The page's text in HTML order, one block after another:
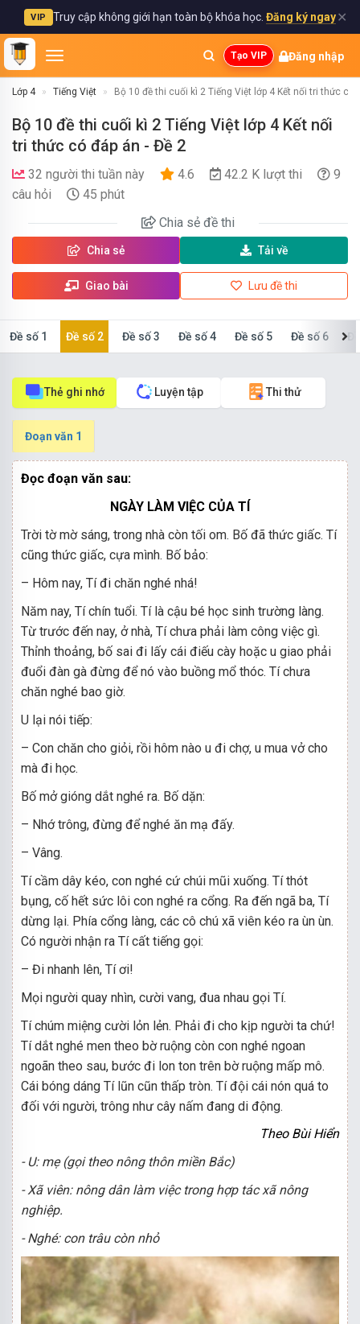
VIP Truy cập không giới hạn toàn bộ khóa học. Đăng ký ngay✕
Tạo VIP Đăng nhập
Lớp 4 Tiếng Việt Bộ 10 đề thi cuối kì 2 Tiếng Việt lớp 4 Kết nối tri thức có
Bộ 10 đề thi cuối kì 2 Tiếng Việt lớp 4 Kết nối
tri thức có đáp án - Đề 2
32 người thi tuần này 4.6 42.2 K lượt thi
9
câu hỏi
45 phút
Chia sẻ đề thi
Chia sẻ
Giao bài
Tải về
Lưu đề thi
Đề số 1 Đề số 2 Đề số 3 Đề số 4 Đề số 5 Đề số 6
Thẻ ghi nhớ Luyện tập Thi thử
Đoạn văn 1
Đọc đoạn văn sau:
NGÀY LÀM VIỆC CỦA TÍ
Trời tờ mờ sáng, trong nhà còn tối om. Bố đã thức giấc. Tí
cũng thức giấc, cựa mình. Bố bảo:
– Hôm nay, Tí đi chăn nghé nhá!
Năm nay, Tí chín tuổi. Tí là cậu bé học sinh trường làng.
Từ trước đến nay, ở nhà, Tí chưa phải làm công việc gì.
Thỉnh thoảng, bố sai đi lấy cái điếu cày hoặc u giao phải
đuổi đàn gà đừng để nó vào buồng mổ thóc. Tí chưa
chăn nghé bao giờ.
U lại nói tiếp:
– Con chăn cho giỏi, rồi hôm nào u đi chợ, u mua vở cho
mà đi học.
Bố mở gióng dắt nghé ra. Bố dặn:
– Nhớ trông, đừng để nghé ăn mạ đấy.
– Vâng.
Tí cầm dây kéo, con nghé cứ chúi mũi xuống. Tí thót
bụng, cố hết sức lôi con nghé ra cổng. Ra đến ngã ba, Tí
dừng lại. Phía cổng làng, các cô chú xã viên kéo ra ùn ùn.
Có người nhận ra Tí cất tiếng gọi:
– Đi nhanh lên, Tí ơi!
Mọi người quay nhìn, cười vang, đua nhau gọi Tí.
Tí chúm miệng cười lỏn lẻn. Phải đi cho kịp người ta chứ!
Tí dắt nghé men theo bờ ruộng còn con nghé ngoan
ngoãn theo sau, bước đi lon ton trên bờ ruộng mấp mô.
Cái bóng dáng Tí lũn cũn thấp tròn. Tí đội cái nón quá to
đối với người, trông như cây nấm đang di động.
Theo Bùi Hiển
- U: mẹ (gọi theo nông thôn miền Bắc)
- Xã viên: nông dân làm việc trong hợp tác xã nông
nghiệp.
- Nghé: con trâu còn nhỏ